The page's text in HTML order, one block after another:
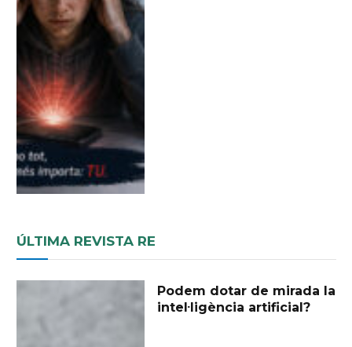
ÚLTIMA REVISTA RE
Podem dotar de mirada la
intel·ligència artificial?